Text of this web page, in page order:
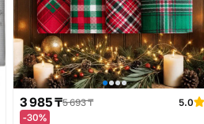
3 985 ₸5 693 ₸ 5.0
-30%